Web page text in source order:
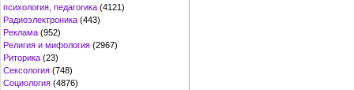
психология, педагогика (4121)
Радиоэлектроника (443)
Реклама (952)
Религия и мифология (2967)
Риторика (23)
Сексология (748)
Социология (4876)